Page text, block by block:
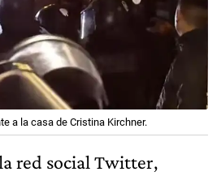
a la casa de Cristina Kirchner.
red social Twitter,